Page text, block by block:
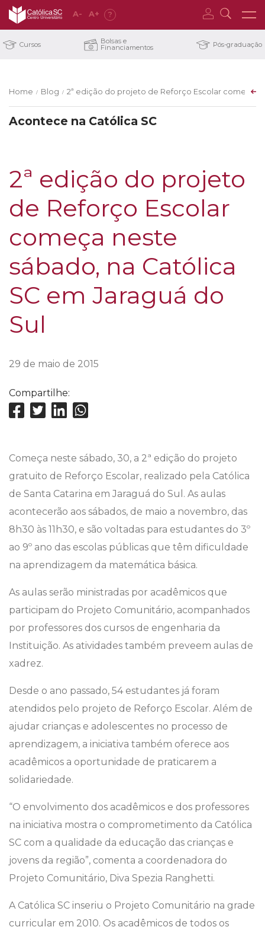
A- A+ ?
Cursos Bolsas e
Financiamentos Pós-graduação
Home / Blog / 2ª edição do projeto de Reforço Escolar começa
Acontece na Católica SC
2ª edição do projeto
de Reforço Escolar
começa neste
sábado, na Católica
SC em Jaraguá do
Sul
29 de maio de 2015
Compartilhe:
Começa neste sábado, 30, a 2ª edição do projeto
gratuito de Reforço Escolar, realizado pela Católica
de Santa Catarina em Jaraguá do Sul. As aulas
acontecerão aos sábados, de maio a novembro, das
8h30 às 11h30, e são voltadas para estudantes do 3º
ao 9º ano das escolas públicas que têm dificuldade
na aprendizagem da matemática básica.
As aulas serão ministradas por acadêmicos que
participam do Projeto Comunitário, acompanhados
por professores dos cursos de engenharia da
Instituição. As atividades também preveem aulas de
xadrez.
Desde o ano passado, 54 estudantes já foram
atendidos pelo projeto de Reforço Escolar. Além de
ajudar crianças e adolescentes no processo de
aprendizagem, a iniciativa também oferece aos
acadêmicos a oportunidade de praticarem a
solidariedade.
“O envolvimento dos acadêmicos e dos professores
na iniciativa mostra o comprometimento da Católica
SC com a qualidade da educação das crianças e
jovens da região”, comenta a coordenadora do
Projeto Comunitário, Diva Spezia Ranghetti.
A Católica SC inseriu o Projeto Comunitário na grade
curricular em 2010. Os acadêmicos de todos os